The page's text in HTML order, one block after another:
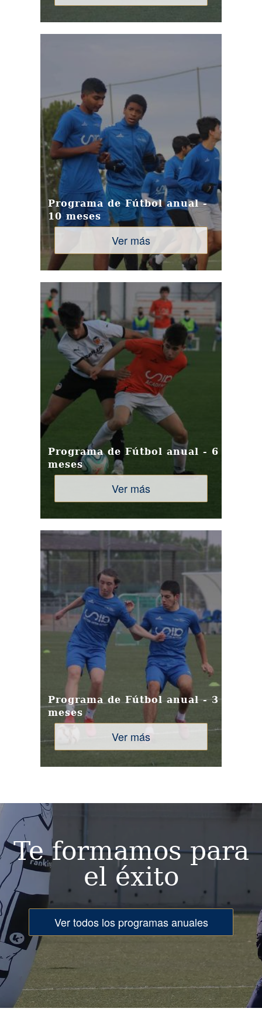
Ver más
Programa de Fútbol anual -
10 meses
Ver más
Programa de Fútbol anual - 6
meses
Ver más
Programa de Fútbol anual - 3
meses
Image
Te formamos para
el éxito
Ver todos los programas anuales